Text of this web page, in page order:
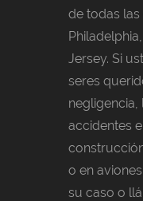
de todas
Jersey. Si
seres
negligencia,
accidentes
o en
su caso o